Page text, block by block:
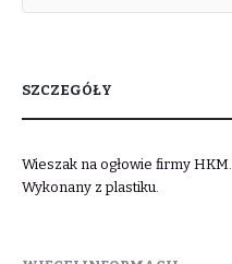
SZCZEGÓŁY
Wieszak na ogłowie firmy HKM.
Wykonany z plastiku.